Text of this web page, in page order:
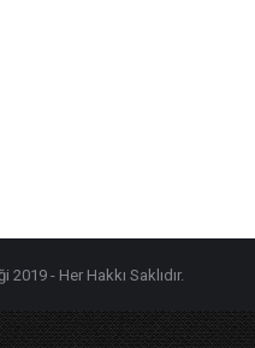
- Her Hakkı Saklıdır.